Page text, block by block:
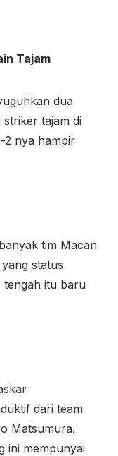
Tajam
dua
striker tajam di
2 nya hampir
tim Macan
status
tengah itu baru
dari team
Matsumura.
ini mempunyai